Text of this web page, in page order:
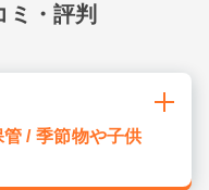
ミ・評判
/ 季節物や子供